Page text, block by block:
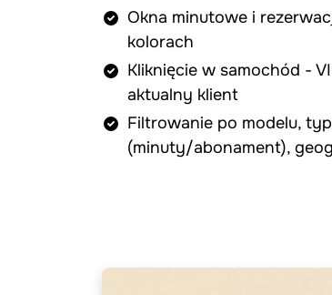
Okna minutowe i
kolorach
Kliknięcie w samochód -
aktualny klient
Filtrowanie po modelu,
(minuty/abonament),